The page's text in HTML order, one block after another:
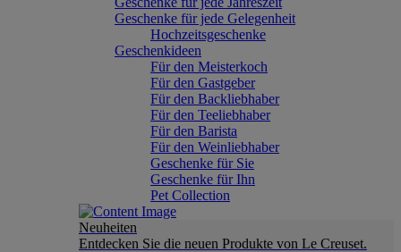
Geschenke für jede Gelegenheit
Hochzeitsgeschenke
Geschenkideen
Für den Meisterkoch
Für den Gastgeber
Für den Backliebhaber
Für den Teeliebhaber
Für den Barista
Für den Weinliebhaber
Geschenke für Sie
Geschenke für Ihn
Pet Collection
Neuheiten
Entdecken Sie die neuen Produkte von Le Creuset.